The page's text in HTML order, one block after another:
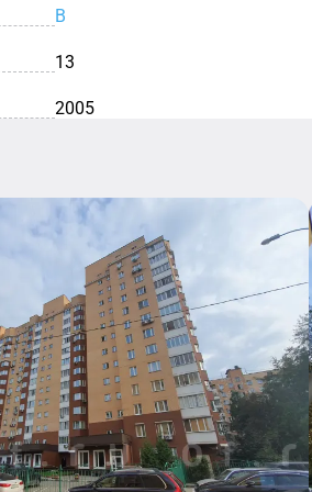
B
13
2005
Кафе
Уютное
— это